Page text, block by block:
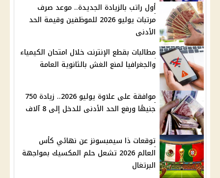
أول راتب بالزيادة الجديدة.. موعد صرف
مرتبات يوليو 2026 للموظفين وقيمة الحد
الأدنى
مطالبات بقطع الإنترنت خلال امتحان الكيمياء
والجغرافيا لمنع الغش بالثانوية العامة
موافقة على علاوة يوليو 2026.. زيادة 750
جنيهًا ورفع الحد الأدنى للدخل إلى 8 آلاف
توقعات ذا سيمبسونز عن نهائي كأس
العالم 2026 تشعل حلم المكسيك بمواجهة
البرتغال